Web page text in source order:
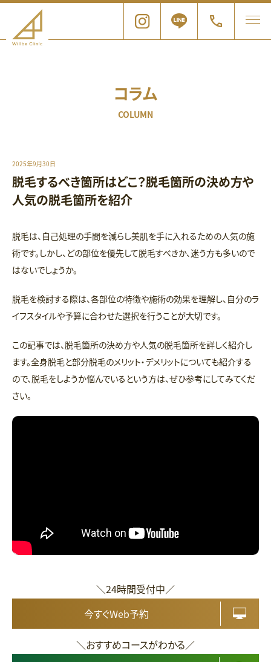
コラム
COLUMN
2025年9月30日
脱毛するべき箇所はどこ？脱毛箇所の決め方や
人気の脱毛箇所を紹介
脱毛は、自己処理の手間を減らし美肌を手に入れるための人気の施
術です。しかし、どの部位を優先して脱毛すべきか、迷う方も多いので
はないでしょうか。
脱毛を検討する際は、各部位の特徴や施術の効果を理解し、自分のラ
イフスタイルや予算に合わせた選択を行うことが大切です。
この記事では、脱毛箇所の決め方や人気の脱毛箇所を詳しく紹介し
ます。全身脱毛と部分脱毛のメリット・デメリットについても紹介する
ので、脱毛をしようか悩んでいるという方は、ぜひ参考にしてみてくだ
さい。
＼24時間受付中／
今すぐWeb予約
＼おすすめコースがわかる／